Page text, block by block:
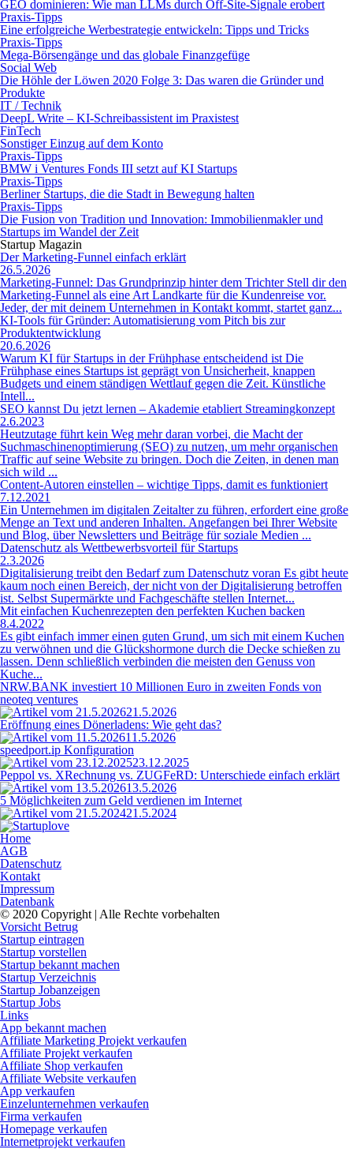
GEO dominieren: Wie man LLMs durch Off-Site-Signale erobert
Praxis-Tipps
Eine erfolgreiche Werbestrategie entwickeln: Tipps und Tricks
Praxis-Tipps
Mega-Börsengänge und das globale Finanzgefüge
Social Web
Die Höhle der Löwen 2020 Folge 3: Das waren die Gründer und
Produkte
IT / Technik
DeepL Write – KI-Schreibassistent im Praxistest
FinTech
Sonstiger Einzug auf dem Konto
Praxis-Tipps
BMW i Ventures Fonds III setzt auf KI Startups
Praxis-Tipps
Berliner Startups, die die Stadt in Bewegung halten
Praxis-Tipps
Die Fusion von Tradition und Innovation: Immobilienmakler und
Startups im Wandel der Zeit
Startup Magazin
Der Marketing-Funnel einfach erklärt
26.5.2026
Marketing-Funnel: Das Grundprinzip hinter dem Trichter Stell dir den
Marketing-Funnel als eine Art Landkarte für die Kundenreise vor.
Jeder, der mit deinem Unternehmen in Kontakt kommt, startet ganz...
KI-Tools für Gründer: Automatisierung vom Pitch bis zur
Produktentwicklung
20.6.2026
Warum KI für Startups in der Frühphase entscheidend ist Die
Frühphase eines Startups ist geprägt von Unsicherheit, knappen
Budgets und einem ständigen Wettlauf gegen die Zeit. Künstliche
Intell...
SEO kannst Du jetzt lernen – Akademie etabliert Streamingkonzept
2.6.2023
Heutzutage führt kein Weg mehr daran vorbei, die Macht der
Suchmaschinenoptimierung (SEO) zu nutzen, um mehr organischen
Traffic auf seine Website zu bringen. Doch die Zeiten, in denen man
sich wild ...
Content-Autoren einstellen – wichtige Tipps, damit es funktioniert
7.12.2021
Ein Unternehmen im digitalen Zeitalter zu führen, erfordert eine große
Menge an Text und anderen Inhalten. Angefangen bei Ihrer Website
und Blog, über Newsletters und Beiträge für soziale Medien ...
Datenschutz als Wettbewerbsvorteil für Startups
2.3.2026
Digitalisierung treibt den Bedarf zum Datenschutz voran Es gibt heute
kaum noch einen Bereich, der nicht von der Digitalisierung betroffen
ist. Selbst Supermärkte und Fachgeschäfte stellen Internet...
Mit einfachen Kuchenrezepten den perfekten Kuchen backen
8.4.2022
Es gibt einfach immer einen guten Grund, um sich mit einem Kuchen
zu verwöhnen und die Glückshormone durch die Decke schießen zu
lassen. Denn schließlich verbinden die meisten den Genuss von
Kuche...
NRW.BANK investiert 10 Millionen Euro in zweiten Fonds von
neoteq ventures
21.5.2026
Eröffnung eines Dönerladens: Wie geht das?
11.5.2026
speedport.ip Konfiguration
23.12.2025
Peppol vs. XRechnung vs. ZUGFeRD: Unterschiede einfach erklärt
13.5.2026
5 Möglichkeiten zum Geld verdienen im Internet
21.5.2024
Home
AGB
Datenschutz
Kontakt
Impressum
Datenbank
© 2020 Copyright | Alle Rechte vorbehalten
Vorsicht Betrug
Startup eintragen
Startup vorstellen
Startup bekannt machen
Startup Verzeichnis
Startup Jobanzeigen
Startup Jobs
Links
App bekannt machen
Affiliate Marketing Projekt verkaufen
Affiliate Projekt verkaufen
Affiliate Shop verkaufen
Affiliate Website verkaufen
App verkaufen
Einzelunternehmen verkaufen
Firma verkaufen
Homepage verkaufen
Internetprojekt verkaufen